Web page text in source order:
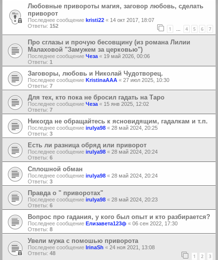
Любовные привороты магия, заговор любовь, сделать
приворот
Последнее сообщение kristi22 « 14 окт 2017, 18:07
Ответы: 152 1 … 4 5 6 7
Про сглазы и прочую бесовщину (из романа Лилии
Малаховой "Замужем за церковью")
Последнее сообщение Чеза « 19 май 2026, 00:06
Ответы: 1
Заговоры, любовь и Николай Чудотворец.
Последнее сообщение KristinaAAA « 27 июл 2025, 10:30
Ответы: 7
Для тех, кто пока не бросил гадать на Таро
Последнее сообщение Чеза « 15 янв 2025, 12:02
Ответы: 7
Никогда не обращайтесь к ясновидящим, гадалкам и т.п.
Последнее сообщение irulya98 « 28 май 2024, 20:25
Ответы: 3
Есть ли разница обряд или приворот
Последнее сообщение irulya98 « 28 май 2024, 20:24
Ответы: 6
Сплошной обман
Последнее сообщение irulya98 « 28 май 2024, 20:24
Ответы: 3
Правда о " приворотах"
Последнее сообщение irulya98 « 28 май 2024, 20:23
Ответы: 6
Вопрос про гадания, у кого был опыт и кто разбирается?
Последнее сообщение Елизавета123ф « 06 сен 2022, 17:30
Ответы: 8
Увели мужа с помошью приворота
Последнее сообщение IrinaSh « 24 ноя 2021, 13:08
Ответы: 48 1 2 3